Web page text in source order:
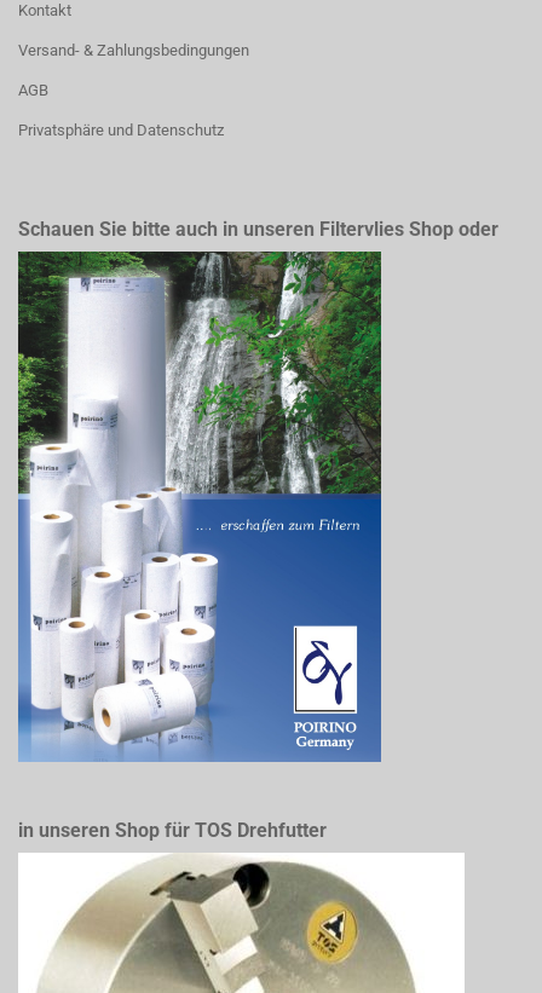
Kontakt
Versand- & Zahlungsbedingungen
AGB
Privatsphäre und Datenschutz
Schauen Sie bitte auch in unseren Filtervlies Shop oder
in unseren Shop für TOS Drehfutter